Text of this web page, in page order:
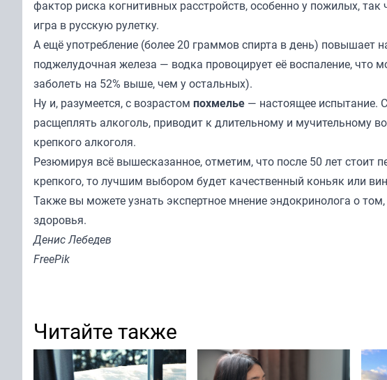
фактор риска когнитивных расстройств, особенно у пожилых,
игра в русскую рулетку.
А ещё употребление (более 20 граммов спирта в день) повышает
поджелудочная железа — водка провоцирует её воспаление, что
заболеть на 52% выше, чем у остальных).
Ну и, разумеется, с возрастом похмелье — настоящее испытание.
расщеплять алкоголь, приводит к длительному и мучительному
крепкого алкоголя.
Резюмируя всё вышесказанное, отметим, что после 50 лет стоит
крепкого, то лучшим выбором будет качественный коньяк или
Также вы можете узнать экспертное мнениеэндокринолога о
здоровья.
Денис Лебедев
FreePik
Читайте также